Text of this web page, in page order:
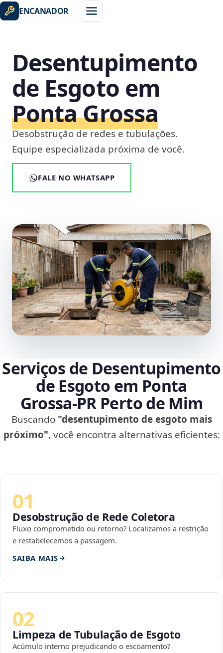
ENCANADOR
Desentupimento
de Esgoto em
Ponta Grossa
Desobstrução de redes e tubulações.
Equipe especializada próxima de você.
FALE NO WHATSAPP
Serviços de Desentupimento
de Esgoto em Ponta
Grossa‑PR Perto de Mim
Buscando "desentupimento de esgoto mais
próximo", você encontra alternativas eficientes:
01
Desobstrução de Rede Coletora
Fluxo comprometido ou retorno? Localizamos a restrição
e restabelecemos a passagem.
SAIBA MAIS
02
Limpeza de Tubulação de Esgoto
Acúmulo interno prejudicando o escoamento?